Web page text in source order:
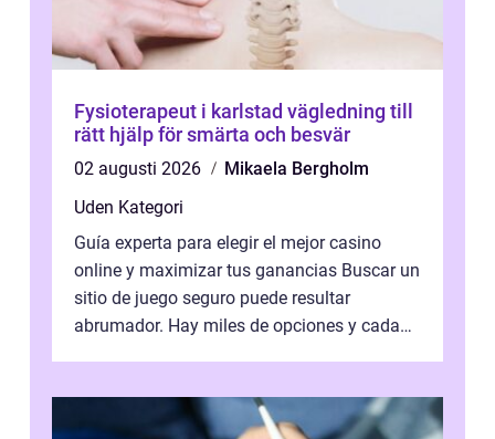
Fysioterapeut i karlstad vägledning till
rätt hjälp för smärta och besvär
02 augusti 2026
Mikaela Bergholm
Uden Kategori
Guía experta para elegir el mejor casino
online y maximizar tus ganancias Buscar un
sitio de juego seguro puede resultar
abrumador. Hay miles de opciones y cada